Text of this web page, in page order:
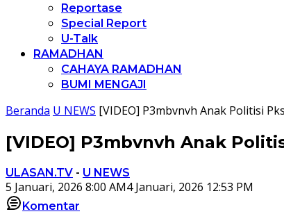
Reportase
Special Report
U-Talk
RAMADHAN
CAHAYA RAMADHAN
BUMI MENGAJI
Beranda U NEWS [VIDEO] P3mbvnvh Anak Politisi
[VIDEO] P3mbvnvh Anak
ULASAN.TV - U NEWS
5 Januari, 2026 8:00 AM4 Januari, 2026 12:53 PM
Komentar